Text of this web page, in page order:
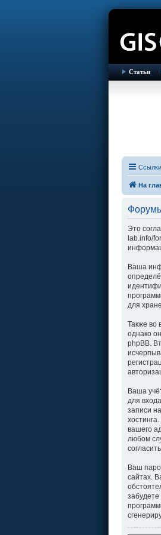
Статьи
Ссылки
На
Это
lab.info/
Ваша
для
Также во
однако
phpBB.
Ваша
для
записи
вашего
любом
Ваш
сайтах.